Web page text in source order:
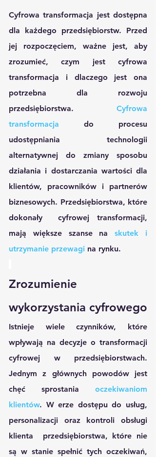
Cyfrowa transformacja jest dostępna
dla każdego przedsiębiorstw. Przed
jej rozpoczęciem, ważne jest, aby
zrozumieć, czym jest cyfrowa
transformacja i dlaczego jest ona
potrzebna dla rozwoju
przedsiębiorstwa. Cyfrowa
transformacja do procesu
udostępniania technologii
alternatywnej do zmiany sposobu
działania i dostarczania wartości dla
klientów, pracowników i partnerów
biznesowych. Przedsiębiorstwa, które
dokonały  cyfrowej transformacji,
mają większe szanse na skutek i
utrzymanie przewagi na rynku.
Zrozumienie
wykorzystania cyfrowego
Istnieje wiele czynników, które
wpływają na decyzje o transformacji
cyfrowej w przedsiębiorstwach.
Jednym z głównych powodów jest
chęć sprostania oczekiwaniom
klientów. W erze dostępu do usług,
personalizacji oraz kontroli obsługi
klienta  przedsiębiorstwa, które nie
są w stanie spełnić tych oczekiwań,